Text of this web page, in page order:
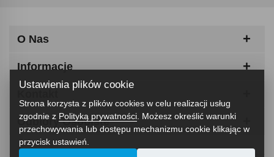
O Nas
Informacje
Odbiory Osobiste
Ustawienia plików cookie
Strona korzysta z plików cookies w celu realizacji usług
zgodnie z Polityką prywatności . Możesz określić warunki
przechowywania lub dostępu mechanizmu cookie klikając w
przycisk ustawień.